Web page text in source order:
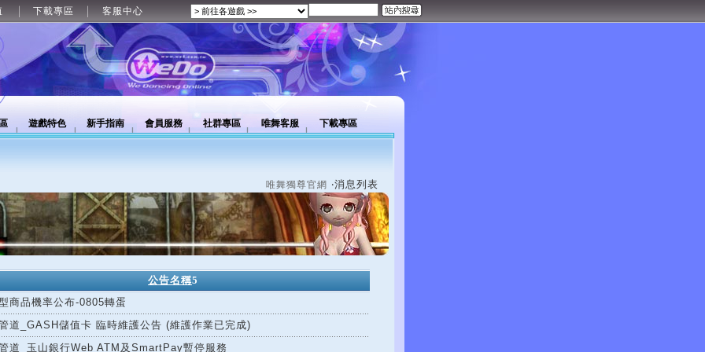
下載專區 客服中心
遊戲特色 新手指南 會員服務 社群專區 唯舞客服 下載專區
唯舞獨尊官網 ‧消息列表
公告名稱5
商品機率公布-0805轉蛋
道_GASH儲值卡 臨時維護公告 (維護作業已完成)
道_玉山銀行Web ATM及SmartPay暫停服務